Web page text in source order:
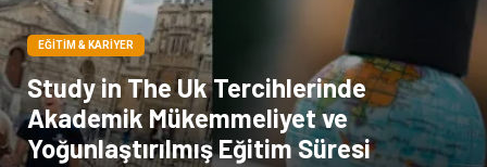
EĞITIM & KARIYER
Study in The Uk Tercihlerinde
Akademik Mükemmeliyet ve
Yoğunlaştırılmış Eğitim Süresi